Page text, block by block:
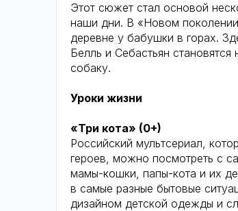
Этот сюжет стал основой
наши дни. В «Новом
деревне у бабушки в горах.
Белль и Себастьян
собаку.
Уроки жизни
«Три кота» (0+)
Российский мультсериал,
героев, можно посмотреть с
мамы-кошки, папы-кота и их
в самые разные бытовые
дизайном детской одежды и